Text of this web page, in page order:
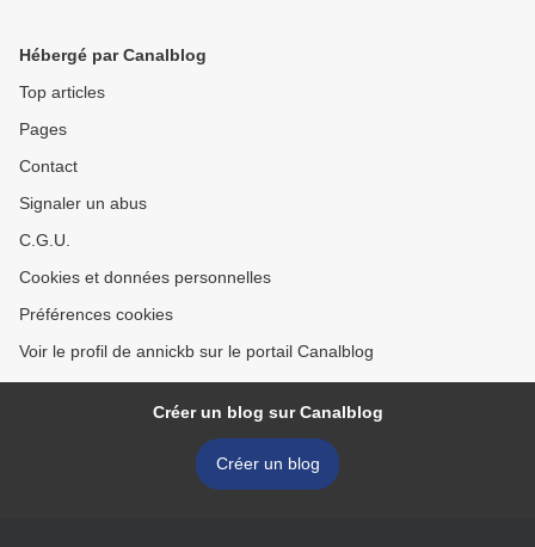
Hébergé par Canalblog
Top articles
Pages
Contact
Signaler un abus
C.G.U.
Cookies et données personnelles
Préférences cookies
Voir le profil de annickb sur le portail Canalblog
Créer un blog sur Canalblog
Créer un blog